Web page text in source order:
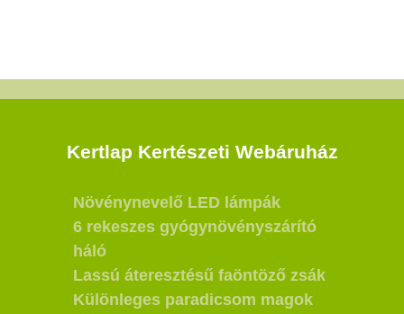
Kertlap Kertészeti Webáruház
Növénynevelő LED lámpák
6 rekeszes gyógynövényszárító
háló
Lassú áteresztésű faöntöző zsák
Különleges paradicsom magok